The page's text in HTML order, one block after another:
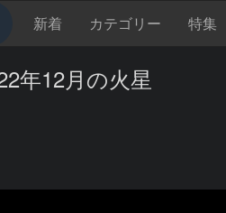
新着 カテゴリー 特集
年12月の火星